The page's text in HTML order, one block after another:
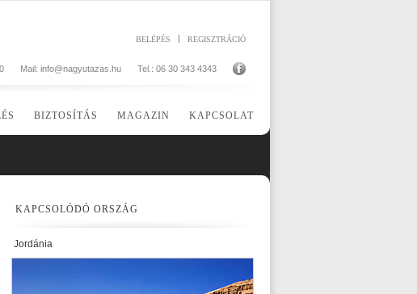
REGISZTRÁCIÓ
BELÉPÉS
Tel.: 06 30 343 4343
Mail: info@nagyutazas.hu
BIZTOSÍTÁS MAGAZIN KAPCSOLAT
KAPCSOLÓDÓ ORSZÁG
Jordánia